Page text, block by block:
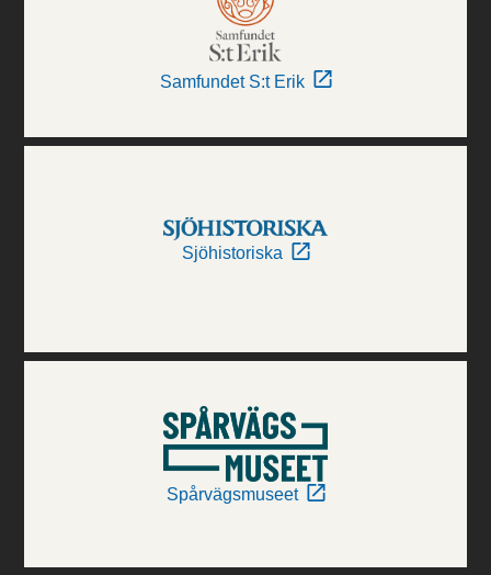
Samfundet S:t Erik
Sjöhistoriska
Spårvägsmuseet